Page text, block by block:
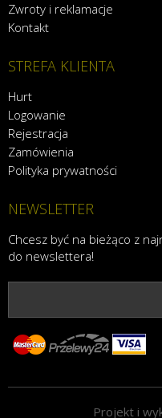
Zwroty i reklamacje
Kontakt
STREFA KLIENTA
Hurt
Logowanie
Rejestracja
Zamówienia
Polityka prywatności
NEWSLETTER
Chcesz być na bieżąco z
do newslettera!
Projekt i